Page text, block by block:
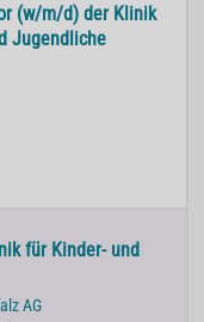
(w/m/d) der Klinik
Jugendliche
für Kinder- und
AG